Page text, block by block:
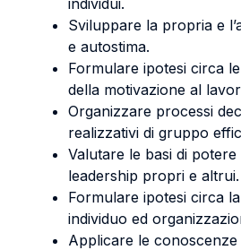
individui.
Sviluppare la propria e
e autostima.
Formulare ipotesi circa
della motivazione al
Organizzare processi
realizzativi di gruppo
Valutare le basi di potere
leadership propri e altrui.
Formulare ipotesi circa
individuo ed
Applicare le